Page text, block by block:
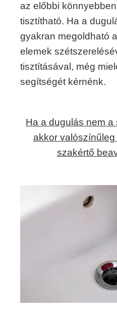
az előbbi
tisztítható. Ha a
gyakran megoldható
elemek
tisztításával, még
segítségét kérnénk.
Ha a dugulás nem
akkor
szakértő